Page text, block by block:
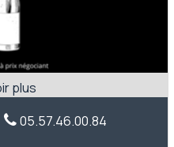
05.57.46.00.84